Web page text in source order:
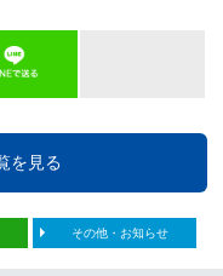
を見る
その他・お知らせ